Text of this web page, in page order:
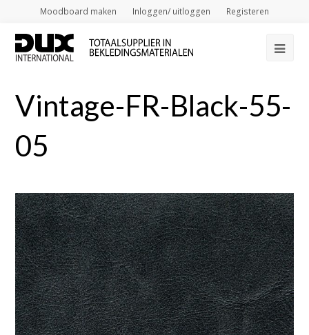
Moodboard maken Inloggen/ uitloggen Registeren
Vintage-FR-Black-55-
05